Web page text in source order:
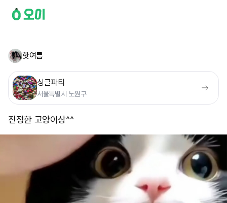
핫여름
싱글파티
서울특별시 노원구
진정한 고양이상^^